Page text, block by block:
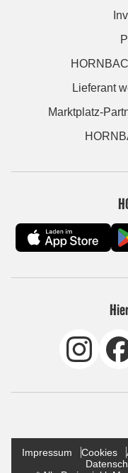
Lieferant
Marktplatz-
Impressum Cookies